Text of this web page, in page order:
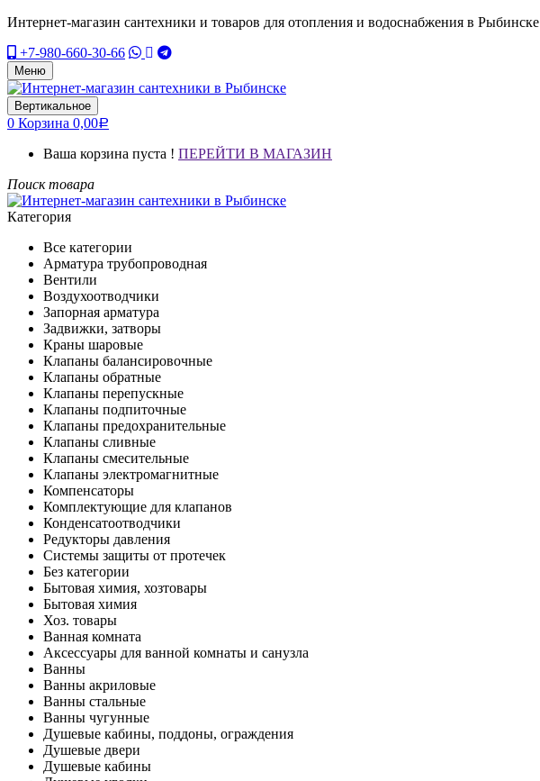
Интернет-магазин сантехники и товаров для отопления и водоснабжения в Рыбинске
+7-980-660-30-66
Меню
Вертикальное
0 Корзина 0,00Р
Ваша корзина пуста ! ПЕРЕЙТИ В МАГАЗИН
Поиск товара
Категория
Все категории
Арматура трубопроводная
Вентили
Воздухоотводчики
Запорная арматура
Задвижки, затворы
Краны шаровые
Клапаны балансировочные
Клапаны обратные
Клапаны перепускные
Клапаны подпиточные
Клапаны предохранительные
Клапаны сливные
Клапаны смесительные
Клапаны электромагнитные
Компенсаторы
Комплектующие для клапанов
Конденсатоотводчики
Редукторы давления
Системы защиты от протечек
Без категории
Бытовая химия, хозтовары
Бытовая химия
Хоз. товары
Ванная комната
Аксессуары для ванной комнаты и санузла
Ванны
Ванны акриловые
Ванны стальные
Ванны чугунные
Душевые кабины, поддоны, ограждения
Душевые двери
Душевые кабины